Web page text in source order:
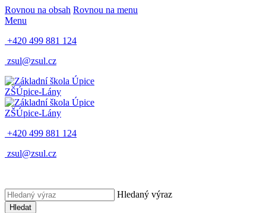
Rovnou na obsah Rovnou na menu
Menu
+420 499 881 124
zsul@zsul.cz
ZŠÚpice-Lány
ZŠÚpice-Lány
+420 499 881 124
zsul@zsul.cz
Hledaný výraz
Hledat